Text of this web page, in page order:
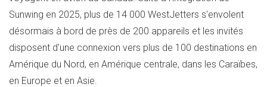
Sunwing en 2025, plus de 14 000 WestJetters s'envolent
désormais à bord de près de 200 appareils et les invités
disposent d'une connexion vers plus de 100 destinations en
Amérique du Nord, en Amérique centrale, dans les Caraïbes,
en Europe et en Asie.